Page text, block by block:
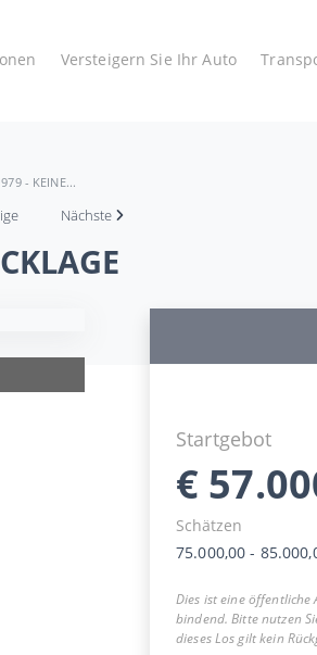
Versteigern Sie Ihr Auto
- KEINE...
Nächste
Startgebot
€
Schätzen
75.000,00 -
Dies ist eine öffentliche
bindend. Bitte nutzen
dieses Los gilt kein